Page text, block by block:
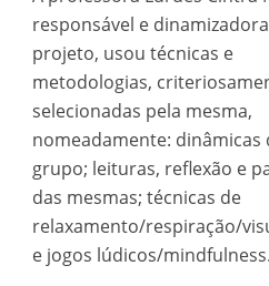
responsável e
projeto, usou técnicas e
metodologias,
selecionadas pela mesma,
nomeadamente: dinâmicas
grupo; leituras, reflexão e
das mesmas; técnicas de
relaxamento/respiração/
e jogos lúdicos/mindfulness.